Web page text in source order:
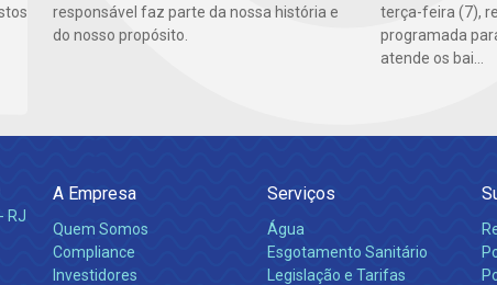
responsável faz parte da nossa história e
do nosso propósito.
terça-feira (7),
programada
atende os bai...
RJ
A Empresa
Quem Somos
Compliance
Investidores
Serviços
Água
Esgotamento Sanitário
Legislação e Tarifas